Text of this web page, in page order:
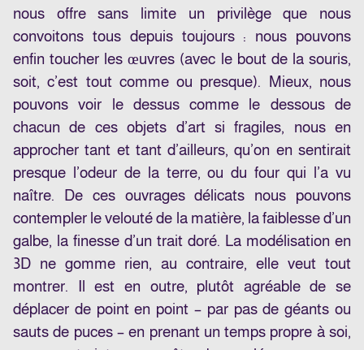
nous offre sans limite un privilège que nous
convoitons tous depuis toujours : nous pouvons
enfin toucher les œuvres (avec le bout de la souris,
soit, c’est tout comme ou presque). Mieux, nous
pouvons voir le dessus comme le dessous de
chacun de ces objets d’art si fragiles, nous en
approcher tant et tant d’ailleurs, qu’on en sentirait
presque l’odeur de la terre, ou du four qui l’a vu
naître. De ces ouvrages délicats nous pouvons
contempler le velouté de la matière, la faiblesse d’un
galbe, la finesse d’un trait doré. La modélisation en
3D ne gomme rien, au contraire, elle veut tout
montrer. Il est en outre, plutôt agréable de se
déplacer de point en point – par pas de géants ou
sauts de puces – en prenant un temps propre à soi,